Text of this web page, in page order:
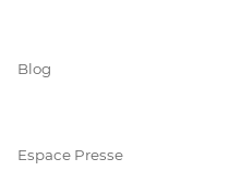
Blog
Espace Presse